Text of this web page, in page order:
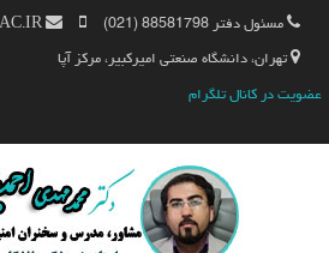
مسئول دفتر 88581798 (021)
تهران، دانشگاه صنعتی امیرکبیر، مرکز آپا
عضویت در کانال تلگرام